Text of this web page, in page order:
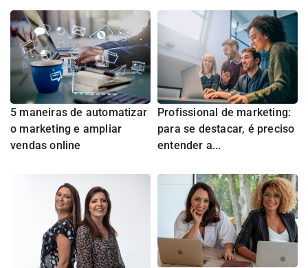
5 maneiras de automatizar
o marketing e ampliar
vendas online
Profissional de marketing:
para se destacar, é preciso
entender a...